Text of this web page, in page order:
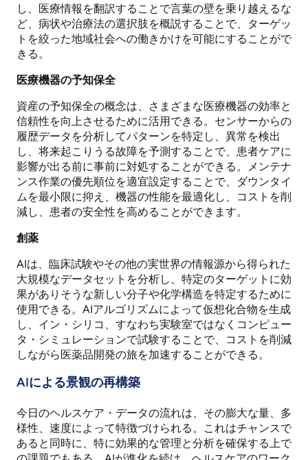
し、医療情報を翻訳することで言葉の壁を乗り越えるな
ど、病状や治療法の選択肢を概説することで、ターゲッ
トを絞った地域社会への働きかけを可能にすることがで
きる。
医療機器の予知保全
資産の予知保全の概念は、さまざまな医療機器の効率と
信頼性を向上させるために活用できる。センサーからの
履歴データを分析してパターンを特定し、異常を検出
し、将来起こりうる故障を予測することで、患者ケアに
影響が出る前に事前に対処することができる。メンテナ
ンス作業の優先順位を適宜設定することで、ダウンタイ
ムを最小限に抑え、機器の性能を最適化し、コストを削
減し、患者の安全性を高めることができます。
創薬
AIは、臨床試験やその他の実世界の情報源から得られた
大規模なデータセットを分析し、特定のターゲットに効
果がありそうな新しい分子や化学構造を特定するために
使用できる。AIアルゴリズムによって仮想化合物を生成
し、イン・シリコ、すなわち実験室ではなくコンピュー
タ・シミュレーションで試験することで、コストを削減
しながら医薬品開発の旅を加速することができる。
AIによる景観の再構築
今日のヘルスケア・データの流れは、その膨大な量、多
様性、速度によって特徴づけられる。これはチャンスで
あると同時に、特に効果的な管理と分析を確保する上で